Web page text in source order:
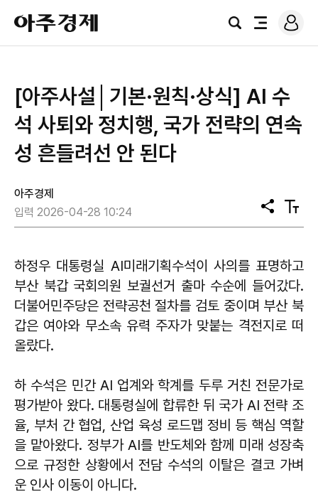
아
주
경
검
전
로
그
[아주사설│기본·원칙·상식] AI 수
석 사퇴와 정치행, 국가 전략의 연속
성 흔들려선 안 된다
아주경제
입력 2026-04-28 10:24
공
유
텍
스
기
하정우 대통령실 AI미래기획수석이 사의를 표명하고
부산 북갑 국회의원 보궐선거 출마 수순에 들어갔다.
더불어민주당은 전략공천 절차를 검토 중이며 부산 북
갑은 여야와 무소속 유력 주자가 맞붙는 격전지로 떠
올랐다.
하 수석은 민간 AI 업계와 학계를 두루 거친 전문가로
평가받아 왔다. 대통령실에 합류한 뒤 국가 AI 전략 조
율, 부처 간 협업, 산업 육성 로드맵 정비 등 핵심 역할
을 맡아왔다. 정부가 AI를 반도체와 함께 미래 성장축
으로 규정한 상황에서 전담 수석의 이탈은 결코 가벼
운 인사 이동이 아니다.